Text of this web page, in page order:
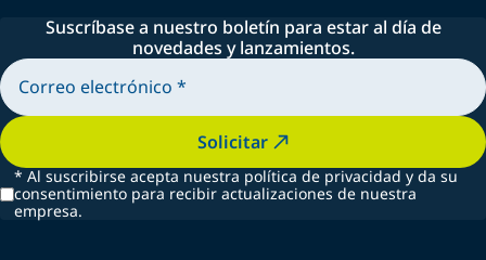
Suscríbase a nuestro boletín para estar al día de
novedades y lanzamientos.
Solicitar
* Al suscribirse acepta nuestra política de privacidad y da su
consentimiento para recibir actualizaciones de nuestra
empresa.